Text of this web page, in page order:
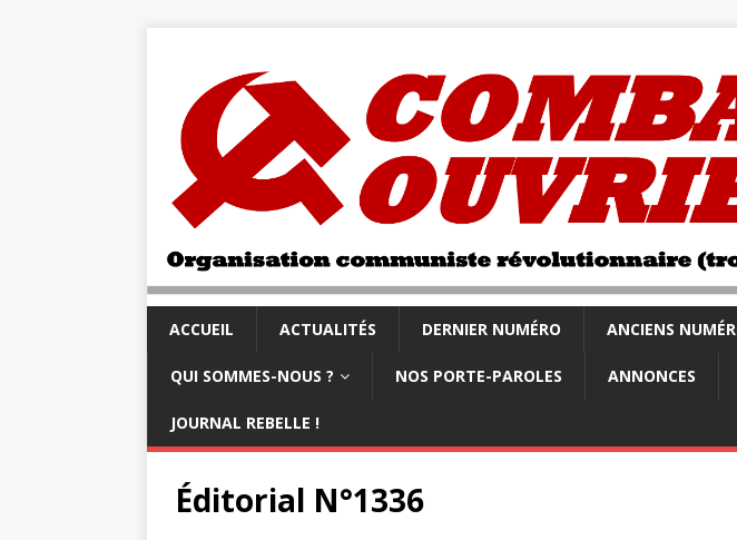
ACCUEIL ACTUALITÉS DERNIER NUMÉRO ANCIENS
QUI SOMMES-NOUS ? NOS PORTE-PAROLES ANNONCES
JOURNAL REBELLE !
Éditorial N°1336